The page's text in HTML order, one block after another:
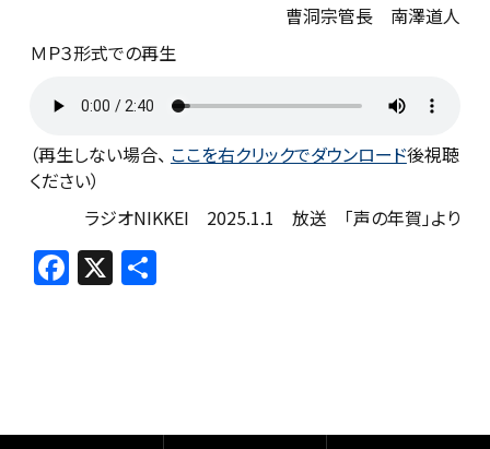
曹洞宗管長 南澤道人
ＭＰ３形式での再生
（再生しない場合、 ここを右クリックでダウンロード後視聴
ください）
ラジオNIKKEI 2025.1.1 放送 「声の年賀」より
F
a
X 共